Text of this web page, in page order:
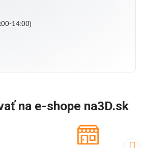
14:00)
na e-shope na3D.sk